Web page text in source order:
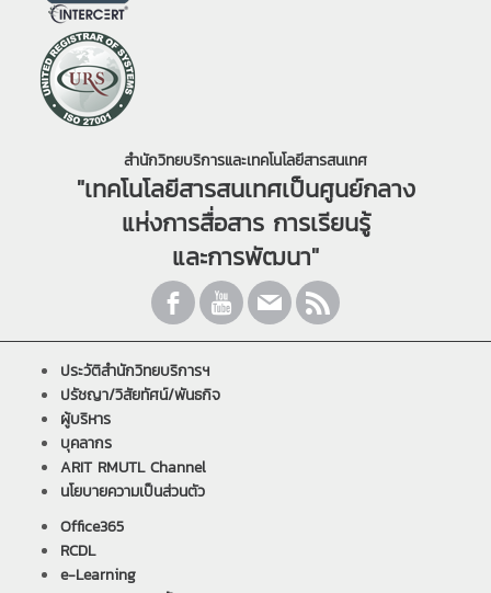
สำนักวิทยบริการและเทคโนโลยีสารสนเทศ
"เทคโนโลยีสารสนเทศเป็นศูนย์กลาง
แห่งการสื่อสาร การเรียนรู้
และการพัฒนา"
ประวัติสำนักวิทยบริการฯ
ปรัชญา/วิสัยทัศน์/พันธกิจ
ผู้บริหาร
บุคลากร
ARIT RMUTL Channel
นโยบายความเป็นส่วนตัว
Office365
RCDL
e-Learning